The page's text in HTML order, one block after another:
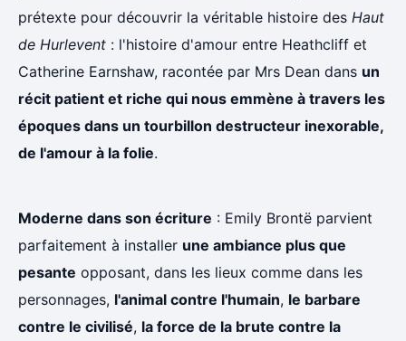
prétexte pour découvrir la véritable histoire des Haut
de Hurlevent : l'histoire d'amour entre Heathcliff et
Catherine Earnshaw, racontée par Mrs Dean dans un
récit patient et riche qui nous emmène à travers les
époques dans un tourbillon destructeur inexorable,
de l'amour à la folie.
Moderne dans son écriture : Emily Brontë parvient
parfaitement à installer une ambiance plus que
pesante opposant, dans les lieux comme dans les
personnages, l'animal contre l'humain, le barbare
contre le civilisé, la force de la brute contre la